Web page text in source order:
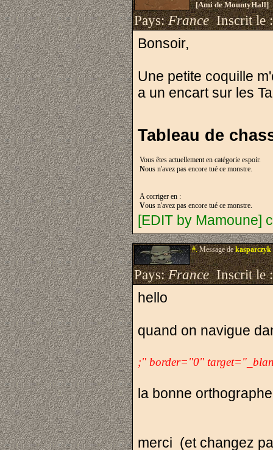
[Ami de MountyHall]
Pays:FranceInscrit le
Bonsoir,
Une petite coquille
a un encart sur les
Tableau de
Vous êtes actuellement en catégorie espoir.
Nous n'avez pas encore tué ce monstre.
A corriger en :
Vous n'avez pas encore tué ce monstre.
[EDIT by Mamoune]
#.Message dekasparczyk
Pays:FranceInscrit le
hello
quand on navigue
;" border="0"
la bonne
merci (et changez